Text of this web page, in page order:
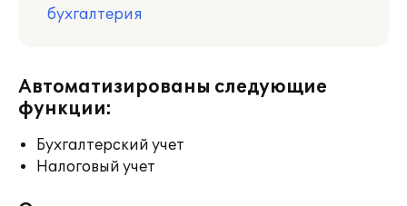
бухгалтерия
Автоматизированы следующие
функции:
Бухгалтерский учет
Налоговый учет